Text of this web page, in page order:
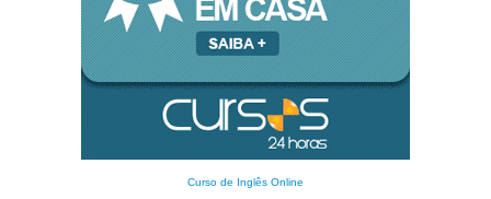
Curso de Inglês Online